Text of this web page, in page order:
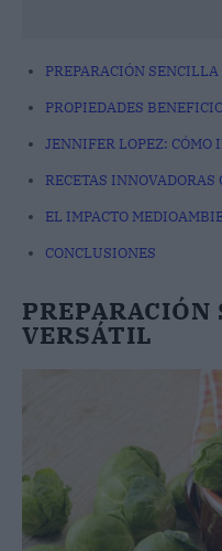
PREPARACIÓN
PROPIEDADES
JENNIFER LOPEZ: CÓMO
RECETAS INNOVADORAS
EL IMPACTO
CONCLUSIONES
VERSÁTIL